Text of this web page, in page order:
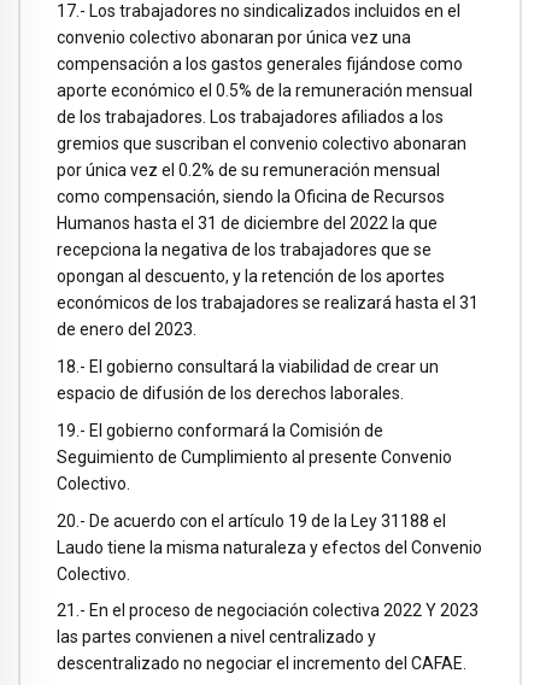
17.- Los trabajadores no sindicalizados incluidos en el
convenio colectivo abonaran por única vez una
compensación a los gastos generales fijándose como
aporte económico el 0.5% de la remuneración mensual
de los trabajadores. Los trabajadores afiliados a los
gremios que suscriban el convenio colectivo abonaran
por única vez el 0.2% de su remuneración mensual
como compensación, siendo la Oficina de Recursos
Humanos hasta el 31 de diciembre del 2022 la que
recepciona la negativa de los trabajadores que se
opongan al descuento, y la retención de los aportes
económicos de los trabajadores se realizará hasta el 31
de enero del 2023.
18.- El gobierno consultará la viabilidad de crear un
espacio de difusión de los derechos laborales.
19.- El gobierno conformará la Comisión de
Seguimiento de Cumplimiento al presente Convenio
Colectivo.
20.- De acuerdo con el artículo 19 de la Ley 31188 el
Laudo tiene la misma naturaleza y efectos del Convenio
Colectivo.
21.- En el proceso de negociación colectiva 2022 Y 2023
las partes convienen a nivel centralizado y
descentralizado no negociar el incremento del CAFAE.